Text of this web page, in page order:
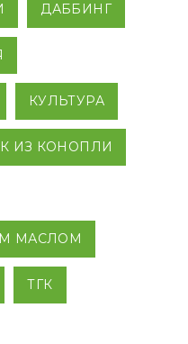
ДАББИНГ
КУЛЬТУРА
ИЗ КОНОПЛИ
МАСЛОМ
ТГК